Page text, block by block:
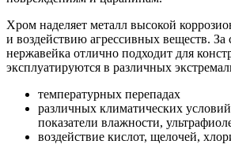
Хром наделяет металл высокой
и воздействию агрессивных веществ. За
нержавейка отлично подходит для
эксплуатируются в различных
температурных перепадах
различных климатических
показатели влажности,
воздействие кислот, щелочей,